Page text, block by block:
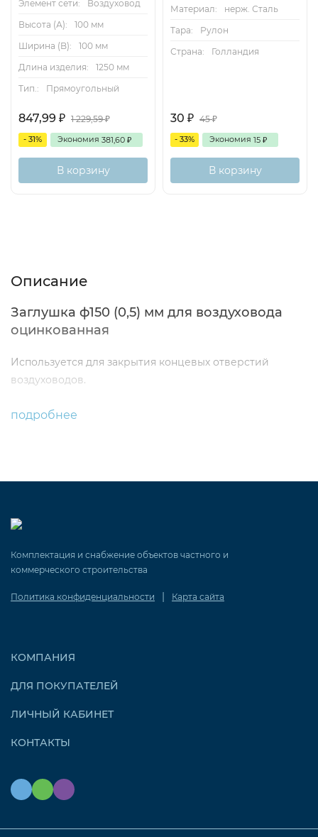
Элемент сети:
Воздуховод
Высота (А):
100 мм
Ширина (B):
100 мм
Длина изделия:
1250 мм
Тип.:
Прямоугольный
847,99 ₽ 1 229,59₽
- 31% Экономия 381,60 ₽
В корзину
Материал:
нерж. Сталь
Тара:
Рулон
Страна:
Голландия
30 ₽ 45₽
- 33% Экономия 15 ₽
В корзину
Описание
Заглушка ф150 (0,5) мм для воздуховода
оцинкованная
Используется для закрытия концевых отверстий
воздуховодов.
подробнее
Комплектация и снабжение объектов частного и
коммерческого строительства
Политика конфиденциальности | Карта сайта
КОМПАНИЯ
ДЛЯ ПОКУПАТЕЛЕЙ
ЛИЧНЫЙ КАБИНЕТ
КОНТАКТЫ